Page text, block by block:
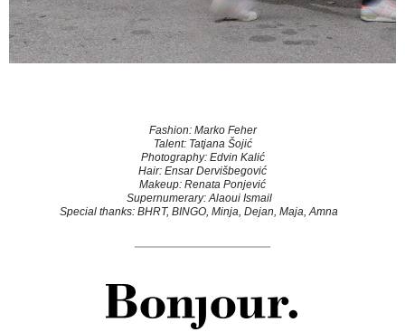
Fashion: Marko Feher
Talent: Tatjana Šojić
Photography: Edvin Kalić
Hair: Ensar Dervišbegović
Makeup: Renata Ponjević
Supernumerary: Alaoui Ismail
Special thanks: BHRT, BINGO, Minja, Dejan, Maja, Amna